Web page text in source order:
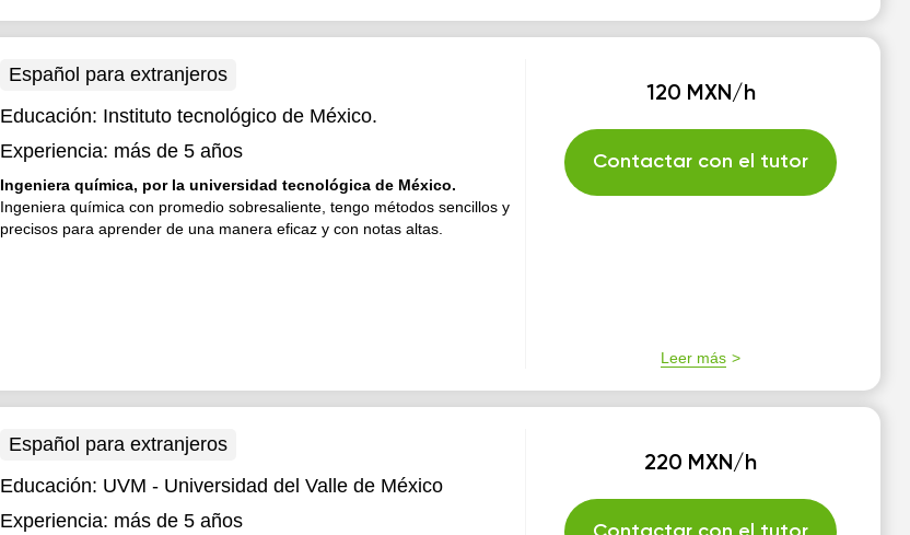
Español para extranjeros
Educación: Instituto tecnológico de México.
Experiencia: más de 5 años
Ingeniera química, por la universidad tecnológica de México.
Ingeniera química con promedio sobresaliente, tengo métodos sencillos y
precisos para aprender de una manera eficaz y con notas altas.
120 MXN/h
Contactar con el tutor
Leer más
Español para extranjeros
Educación: UVM - Universidad del Valle de México
Experiencia: más de 5 años
220 MXN/h